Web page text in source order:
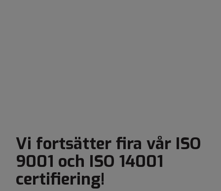
Vi fortsätter fira vår ISO
9001 och ISO 14001
certifiering!